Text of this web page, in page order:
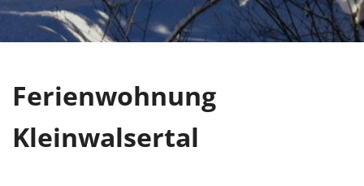
Ferienwohnung
Kleinwalsertal